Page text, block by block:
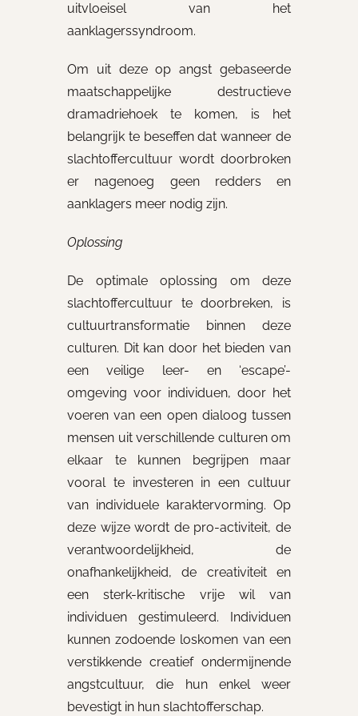
uitvloeisel van het
aanklagerssyndroom.
Om uit deze op angst gebaseerde
maatschappelijke destructieve
dramadriehoek te komen, is het
belangrijk te beseffen dat wanneer de
slachtoffercultuur wordt doorbroken
er nagenoeg geen redders en
aanklagers meer nodig zijn.
Oplossing
De optimale oplossing om deze
slachtoffercultuur te doorbreken, is
cultuurtransformatie binnen deze
culturen. Dit kan door het bieden van
een veilige leer- en ‘escape’-
omgeving voor individuen, door het
voeren van een open dialoog tussen
mensen uit verschillende culturen om
elkaar te kunnen begrijpen maar
vooral te investeren in een cultuur
van individuele karaktervorming. Op
deze wijze wordt de pro-activiteit, de
verantwoordelijkheid, de
onafhankelijkheid, de creativiteit en
een sterk-kritische vrije wil van
individuen gestimuleerd. Individuen
kunnen zodoende loskomen van een
verstikkende creatief ondermijnende
angstcultuur, die hun enkel weer
bevestigt in hun slachtofferschap.